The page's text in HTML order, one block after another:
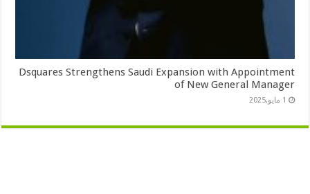
Dsquares Strengthens Saudi Expansion with Appointment
of New General Manager
1 مايو,2025